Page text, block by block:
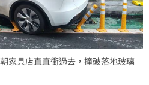
家具店直直衝過去，撞破落地玻璃